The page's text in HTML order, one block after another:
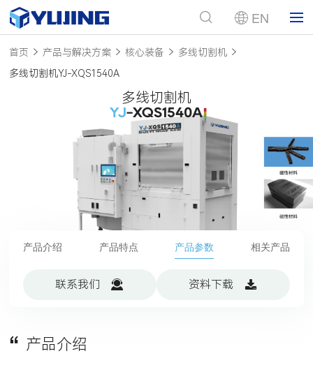
EN
首页 产品与解决方案 核心装备
多线切割机
多线切割机YJ-XQS1540A
多线切割机
YJ-XQS1540A
产品介绍 产品特点 产品参数 相关产品
联系我们 资料下载
产品介绍